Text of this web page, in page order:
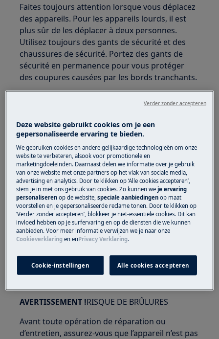
Faites toujours attention lorsque vous déplacez
des appareils. Pour les appareils lourds, il est
plus sûr de les déplacer à deux personnes.
Utilisez toujours des gants de sécurité et des
chaussures de sécurité. Portez des gants de
sécurité en permanence pour vous protéger
des coupures causées par les bords tranchants.
AVERTISSEMENT !RISQUE DE BLESSURE AUX
YEUX
Portez des lunettes de sécurité si vous effectuez
des travaux de maintenance ou de réparation
impliquant des ressorts.
AVERTISSEMENT !RISQUE DE BRÛLURES
Avant toute opération de réparation ou
d’entretien, assurez-vous que l’appareil n’est pas
Deze website gebruikt cookies om je een
gepersonaliseerde ervaring te bieden.
We gebruiken cookies en andere gelijkaardige technologieën om onze
website te verbeteren, alsook voor promotionele en
marketingdoeleinden. Daarnaast delen we informatie over je gebruik
van onze website met onze partners op het vlak van sociale media,
advertising en analytics. Door te klikken op ‘Alle cookies accepteren’,
stem je in met ons gebruik van cookies. Zo kunnen weje ervaring
personaliseren op de website,speciale aanbiedingen op maat
voorstellen en je gepersonaliseerde reclame tonen. Door te klikken op
‘Verder zonder accepteren’, blokkeer je niet-essentiële cookies. Dit kan
invloed hebben op je surfervaring en op de diensten die we kunnen
aanbieden. Voor meer informatie verwijzen we je naar onze
Cookieverklaring enenPrivacy Verklaring.
Cookie-instellingen Alle cookies accepteren
Verder zonder accepteren